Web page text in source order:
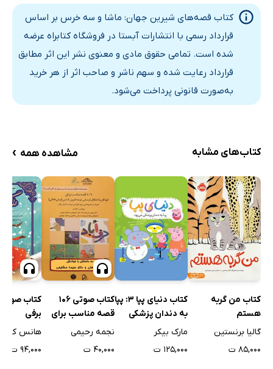
کتاب قصه‌های شیرین جهان: ماشا و سه خرس بر اساس
قرارداد رسمی با انتشارات آبستا در فروشگاه کتابراه عرضه
شده است. تمامی حقوق مادی و معنوی نشر این اثر مطابق
قرارداد رعایت شده و سهم ناشر و صاحب اثر از هر خرید
به‌صورت قانونی پرداخت می‌شود.
کتاب‌های مشابه مشاهده همه ›
کتاب من گربه
هستم
گالیا برنستین
۸۵,۰۰۰ ت
کتاب دنیای پپا 3: پپا
به دندان پزشکی
می‌رود
مارک بیکر
۱۲۵,۰۰۰ ت
کتاب صوتی 106
قصه مناسب برای
کودکان با اختلال
فزون‌ کنشی (بیش
نجمه رحیمی
۴۰,۰۰۰ ت
کتاب
برفی
۹۴,۰۰۰ ت